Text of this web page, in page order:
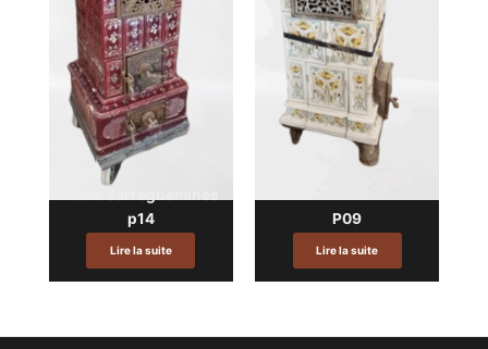
p14
Lire la suite
P09
Lire la suite